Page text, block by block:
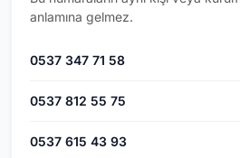
anlamına gelmez.
0537 347 71 58
0537 812 55 75
0537 615 43 93